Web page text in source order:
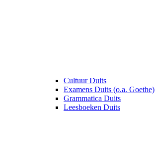
Cultuur Duits
Examens Duits (o.a. Goethe)
Grammatica Duits
Leesboeken Duits